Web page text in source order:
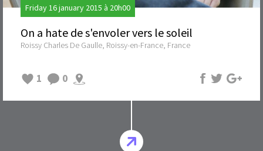
Friday 16 january 2015 à 20h00
On a hate de s'envoler vers le soleil
Roissy Charles De Gaulle, Roissy-en-France, France
1 0